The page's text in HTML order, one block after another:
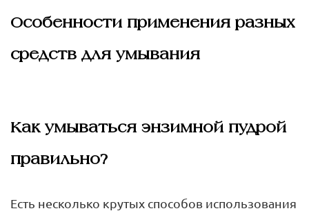
Особенности применения разных
средств для умывания
Как умываться энзимной пудрой
правильно?
Есть несколько крутых способов использования